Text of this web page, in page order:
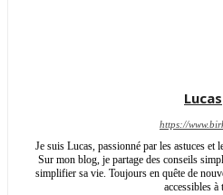
Lucas
https://
Je suis Lucas, passionné par les astuces
Sur mon blog, je partage des conseils
simplifier sa vie. Toujours en quête de
accessibles à